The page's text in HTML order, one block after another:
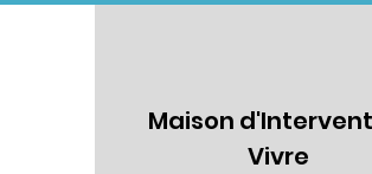
Maison
Vivre